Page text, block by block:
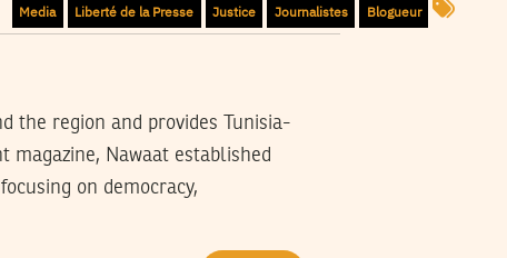
Blogueur
Journalistes
Justice
Liberté de la Presse
Media
the region and provides Tunisia-
Nawaat established
on democracy,